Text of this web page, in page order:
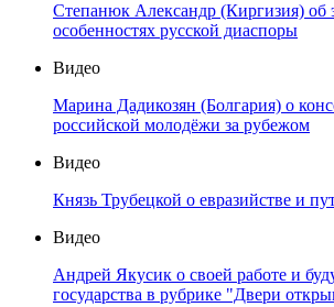
Степанюк Александр (Киргизия) об
особенностях русской диаспоры
Видео
Марина Дадикозян (Болгария) о
российской молодёжи за рубежом
Видео
Князь Трубецкой о евразийстве и
Видео
Андрей Якусик о своей работе и
государства в рубрике "Двери